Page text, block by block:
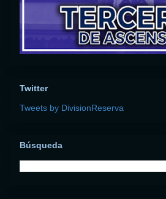
Twitter
Tweets by DivisionReserva
Búsqueda